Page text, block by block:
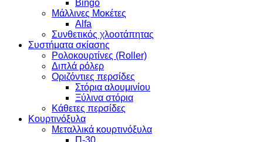
Bingo
Μάλλινες Μοκέτες
Alfa
Συνθετικός χλοοτάπητας
Συστήματα σκίασης
Ρολοκουρτίνες (Roller)
Διπλά ρόλερ
Οριζόντιες περσίδες
Στόρια αλουμινίου
Ξύλινα στόρια
Κάθετες περσίδες
Κουρτινόξυλα
Μεταλλικά κουρτινόξυλα